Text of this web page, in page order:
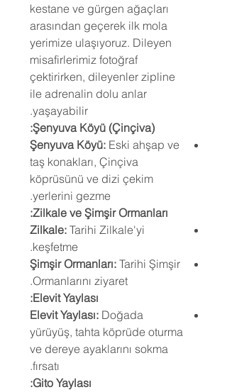
kestane ve gürgen ağaçları
arasından geçerek ilk mola
yerimize ulaşıyoruz. Dileyen
misafirlerimiz fotoğraf
çektirirken, dileyenler zipline
ile adrenalin dolu anlar
yaşayabilir.
Şenyuva Köyü (Çinçiva):
Şenyuva Köyü: Eski ahşap ve
taş konakları, Çinçiva
köprüsünü ve dizi çekim
yerlerini gezme.
Zilkale ve Şimşir Ormanları:
Zilkale: Tarihi Zilkale'yi
keşfetme.
Şimşir Ormanları: Tarihi Şimşir
Ormanlarını ziyaret.
Elevit Yaylası:
Elevit Yaylası: Doğada
yürüyüş, tahta köprüde oturma
ve dereye ayaklarını sokma
fırsatı.
Gito Yaylası: